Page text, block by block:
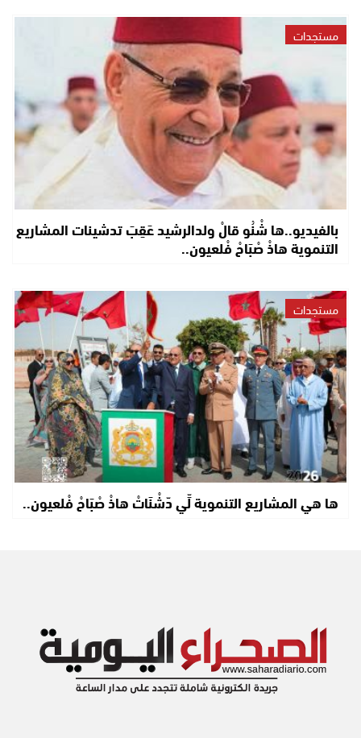
مستجدات
بالفيديو..ها شْنُو قالْ ولدالرشيد عَقِبَ تدشينات المشاريع
التنموية هاذْ صْبَاحْ فْلعيون..
مستجدات
ها هي المشاريع التنموية لِّي دّشْنَاتْ هاذْ صْبَاحْ فْلعيون..